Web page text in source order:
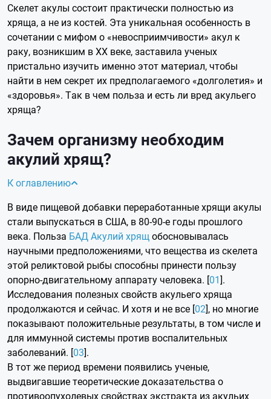
Скелет акулы состоит практически полностью из
хряща, а не из костей. Эта уникальная особенность в
сочетании с мифом о «невосприимчивости» акул к
раку, возникшим в XX веке, заставила ученых
пристально изучить именно этот материал, чтобы
найти в нем секрет их предполагаемого «долголетия» и
«здоровья». Так в чем польза и есть ли вред акульего
хряща?
Зачем организму необходим
акулий хрящ?
К оглавлению
В виде пищевой добавки переработанные хрящи акулы
стали выпускаться в США, в 80-90-е годы прошлого
века. Польза БАД Акулий хрящобосновывалась
научными предположениями, что вещества из скелета
этой реликтовой рыбы способны принести пользу
опорно-двигательному аппарату человека. [01].
Исследования полезных свойств акульего хряща
продолжаются и сейчас. И хотя и не все [02], но многие
показывают положительные результаты, в том числе и
для иммунной системы против воспалительных
заболеваний. [03].
В тот же период времени появились ученые,
выдвигавшие теоретические доказательства о
противоопухолевых свойствах экстракта из акульих